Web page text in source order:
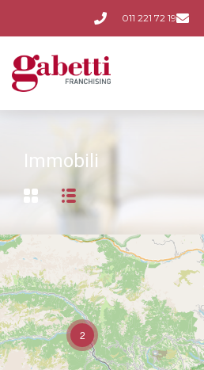
011 221 72 19
Immobili
2